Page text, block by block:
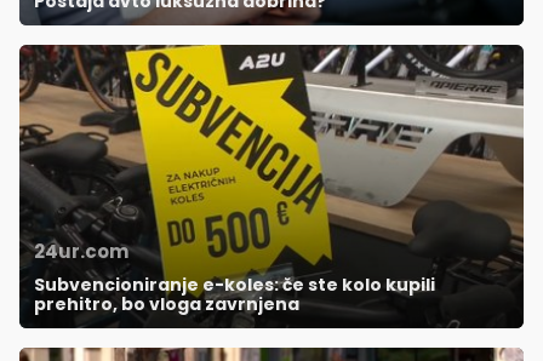
24ur.com
Subvencioniranje e-koles: če ste kolo kupili
prehitro, bo vloga zavrnjena